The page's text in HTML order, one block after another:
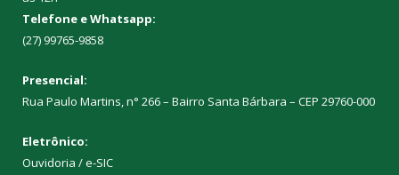
Telefone e Whatsapp:
(27) 99765-9858
Presencial:
Rua Paulo Martins, n° 266 – Bairro Santa Bárbara – CEP 29760-000
Eletrônico:
Ouvidoria /e-SIC